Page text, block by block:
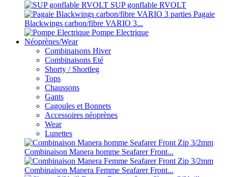
SUP gonflable RVOLT
Pagaie
Blackwings carbon/fibre VARIO 3...
Pompe Electrique
Néoprènes/Wear
Combinaisons Hiver
Combinaisons Eté
Shorty / Shortleg
Tops
Chaussons
Gants
Cagoules et Bonnets
Accessoires néoprènes
Wear
Lunettes
Combinaison Manera homme Seafarer Front...
Combinaison Manera Femme Seafarer Front...